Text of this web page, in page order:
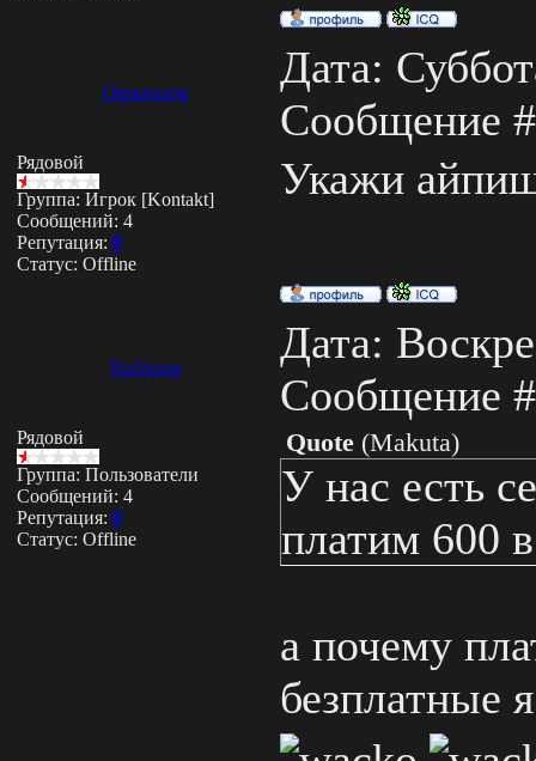
Otmorozog
Дата:
Сообщение
Рядовой
Группа: Игрок [Kontakt]
Сообщений: 4
Репутация: 0
Статус: Offline
Укажи
NoSwear
Дата:
Сообщение
Рядовой
Группа: Пользователи
Сообщений: 4
Репутация: 0
Статус: Offline
Quote (Makuta)
У нас есть
платим 600
а почему
безплатные